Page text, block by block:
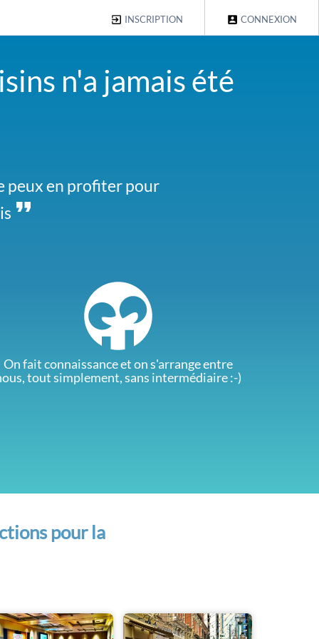
CONNEXION
INSCRIPTION
n'a jamais été
peux en profiter pour
des Embruns. Faites-
On fait connaissance et on s'arrange entre
tout simplement, sans intermédiaire :-)
pour la